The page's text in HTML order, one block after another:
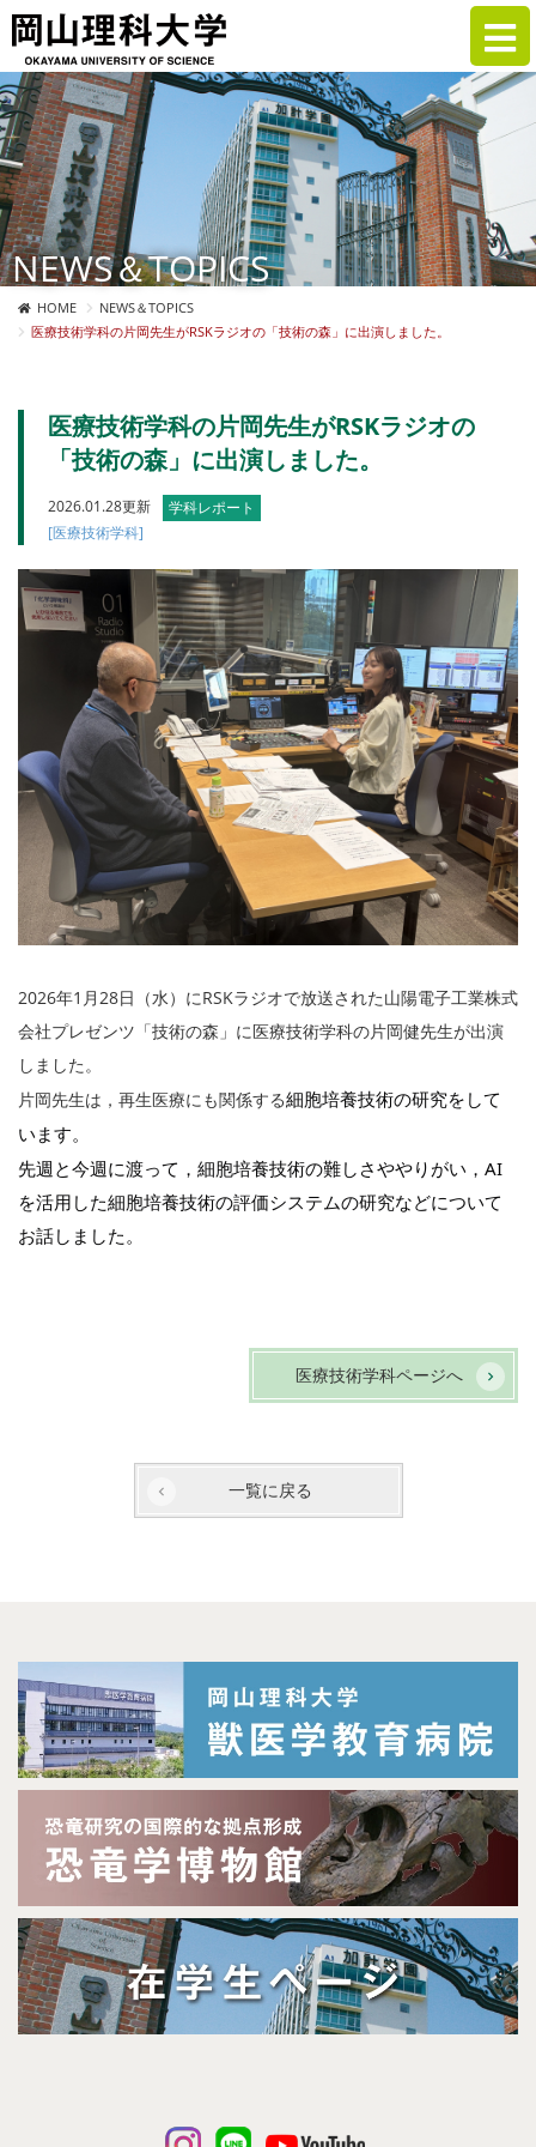
NEWS＆TOPICS
HOME
NEWS＆TOPICS
医療技術学科の片岡先生がRSKラジオの「技術の森」に出演しました。
医療技術学科の片岡先生がRSKラジオの
「技術の森」に出演しました。
2026.01.28更新
学科レポート
[医療技術学科]
2026年1月28日（水）にRSKラジオで放送された山陽電子工業株式
会社プレゼンツ「技術の森」に医療技術学科の片岡健先生が出演
しました。
片岡先生は，再生医療にも関係する細胞培養技術の研究をして
います。
先週と今週に渡って，細胞培養技術の難しさややりがい，AI
を活用した細胞培養技術の評価システムの研究などについて
お話しました。
医療技術学科ページへ
一覧に戻る